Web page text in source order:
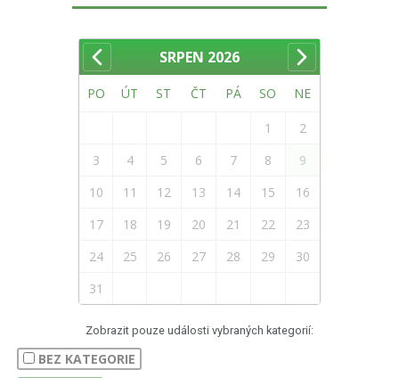
SRPEN 2026
PO ÚT ST ČT PÁ SO NE
1
2
3
4 5 6 7 8
9
10
11 12 13 14 15
16
17
18 19 20 21 22
23
24
25 26 27 28 29
30
31
Zobrazit pouze události vybraných kategorií:
BEZ KATEGORIE